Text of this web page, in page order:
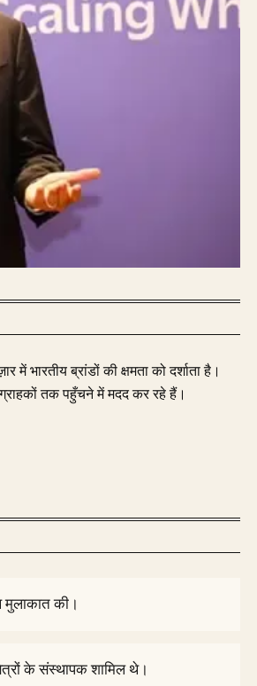
भारतीय ब्रांडों की क्षमता को दर्शाता है।
ग्राहकों तक पहुँचने में मदद कर रहे हैं।
मुलाकात की।
के संस्थापक शामिल थे।